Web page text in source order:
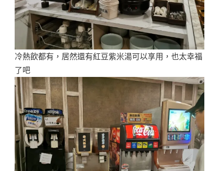
冷熱飲都有，居然還有紅豆紫米湯可以享用，也太幸福
了吧